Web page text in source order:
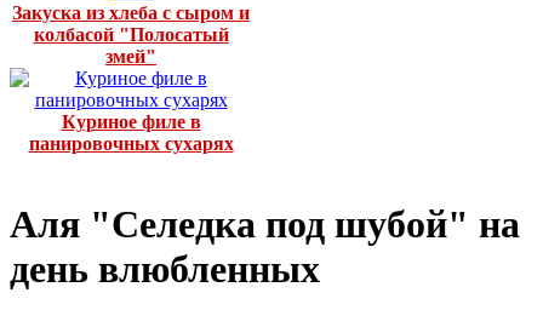
Закуска из хлеба с сыром и
колбасой "Полосатый
змей"
Куриное филе в
панировочных сухарях
Аля "Селедка под шубой" на
день влюбленных